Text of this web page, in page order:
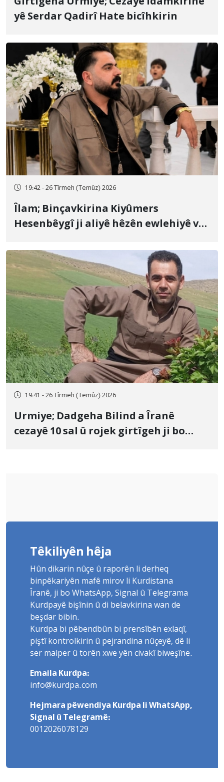
yê Serdar Qadirî Hate bicîhkirin
19:42 - 26 Tîrmeh (Temûz) 2026
Îlam; Binçavkirina Kiyûmers
Hesenbêygî ji aliyê hêzên ewlehiyê ve
19:41 - 26 Tîrmeh (Temûz) 2026
Urmiye; Dadgeha Bilind a Îranê
cezayê 10 sal û rojek girtîgeh ji bo
Têkiliyên hêja
Hûn dikarin nûçe û raporên li derheq
binpêkariyên mafê mirov li Kurdistana
Îranê, ji bo WhatsApp, Signal û Telegrama
Kurdpayê bişînin û di belavkirina wan de
beşdar bibin.
Kurdpa bi pêbendbûn bi prensîbên exlaqî,
piştî kontrolkirin û pejrandina nûçeyê, dê li
ser malper û torên xwe yên civakî biweşîne.
Emaila Kurdpa:
info@kurdpa.com
Hejmara pêwendiya Kurdpa li WhatsApp,
Signal û Telegramê:
0012026078129